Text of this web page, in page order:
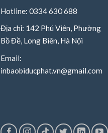
Hotline: 0334 630 688
Địa chỉ: 142 Phú Viên, Phường
Bồ Đề, Long Biên, Hà Nội
Email:
inbaobiducphat.vn@gmail.com